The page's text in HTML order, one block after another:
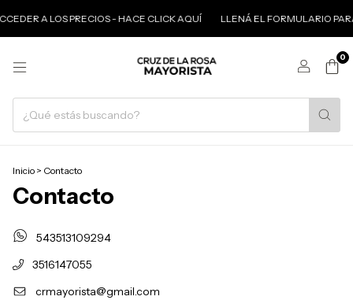
A LOS PRECIOS - HACE CLICK AQUÍ LLENÁ EL FORMULARIO
0
Inicio > Contacto
Contacto
543513109294
3516147055
crmayorista@gmail.com